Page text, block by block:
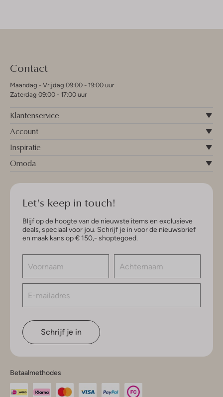
Contact
Maandag - Vrijdag 09:00 - 19:00 uur
Zaterdag 09:00 - 17:00 uur
Klantenservice
Account
Inspiratie
Omoda
Let's keep in touch!
Blijf op de hoogte van de nieuwste items en exclusieve
deals, speciaal voor jou. Schrijf je in voor de nieuwsbrief
en maak kans op € 150,- shoptegoed.
Schrijf je in
Betaalmethodes